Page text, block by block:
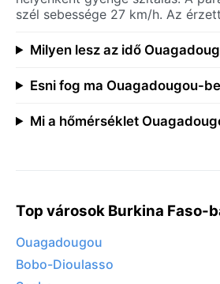
szél sebessége 27 km/h. Az
Milyen lesz az idő
Esni fog ma Ouagadougou-
Mi a hőmérséklet
Top városok Burkina Faso-
Ouagadougou
Bobo-Dioulasso